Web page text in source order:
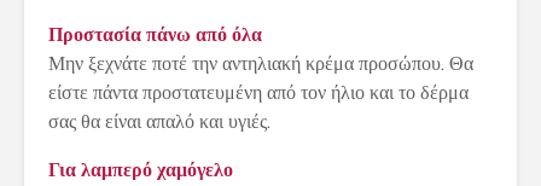
Προστασία πάνω από όλα
Μην ξεχνάτε ποτέ την αντηλιακή κρέμα προσώπου. Θα
είστε πάντα προστατευμένη από τον ήλιο και το δέρμα
σας θα είναι απαλό και υγιές.
Για λαμπερό χαμόγελο